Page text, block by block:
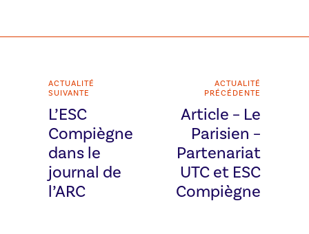
ACTUALITÉ
SUIVANTE
L’ESC
Compiègne
dans le
journal de
l’ARC
ACTUALITÉ
PRÉCÉDENTE
Article – Le
Parisien –
Partenariat
UTC et ESC
Compiègne